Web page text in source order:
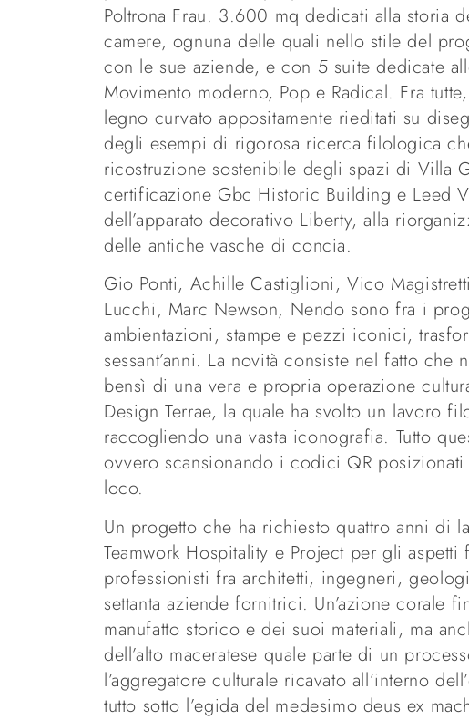
Poltrona Frau. 3.600 mq dedicati alla storia
camere, ognuna delle quali nello stile del
con le sue aziende, e con 5 suite dedicate
Movimento moderno, Pop e Radical. Fra
legno curvato appositamente rieditati su
degli esempi di rigorosa ricerca filologica
ricostruzione sostenibile degli spazi di Villa
certificazione Gbc Historic Building e Leed
dell’apparato decorativo Liberty, alla
delle antiche vasche di concia.
Gio Ponti, Achille Castiglioni, Vico
Lucchi, Marc Newson, Nendo sono fra i
ambientazioni, stampe e pezzi iconici,
sessant’anni. La novità consiste nel fatto
bensì di una vera e propria operazione
Design Terrae, la quale ha svolto un lavoro
raccogliendo una vasta iconografia. Tutto
ovvero scansionando i codici QR
loco.
Un progetto che ha richiesto quattro anni di
Teamwork Hospitality e Project per gli
professionisti fra architetti, ingegneri,
settanta aziende fornitrici. Un’azione corale
manufatto storico e dei suoi materiali, ma
dell’alto maceratese quale parte di un
l’aggregatore culturale ricavato all’interno
tutto sotto l’egida del medesimo deus ex